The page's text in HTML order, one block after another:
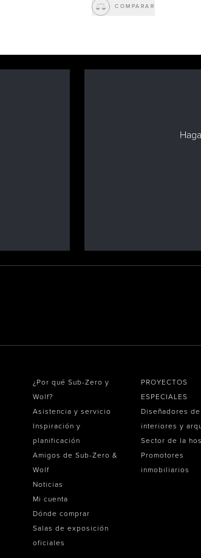
COMPARAR
¿Por qué Sub-Zero y
Wolf?
Asistencia y servicio
Inspiración y
planificación
Amigos de Sub-Zero &
Wolf
Noticias
Mi cuenta
Dónde comprar
Salas de exposición
oficiales
PROYECTOS
ESPECIALES
Diseñadores de
interiores y
Sector de la
Promotores
inmobiliarios